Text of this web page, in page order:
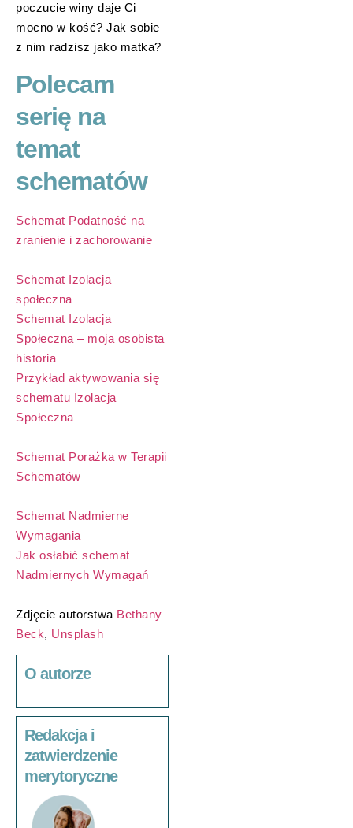
poczucie winy daje Ci
mocno w kość? Jak sobie
z nim radzisz jako matka?
Polecam
serię na
temat
schematów
Schemat Podatność na
zranienie i zachorowanie
Schemat Izolacja
społeczna
Schemat Izolacja
Społeczna – moja osobista
historia
Przykład aktywowania się
schematu Izolacja
Społeczna
Schemat Porażka w Terapii
Schematów
Schemat Nadmierne
Wymagania
Jak osłabić schemat
Nadmiernych Wymagań
Zdjęcie autorstwa Bethany
Beck, Unsplash
O autorze
Redakcja i
zatwierdzenie
merytoryczne